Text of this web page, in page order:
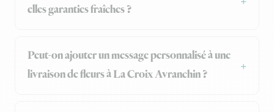
elles garanties fraîches ?
Peut-on ajouter un message personnalisé à une
livraison de fleurs à La Croix Avranchin ?